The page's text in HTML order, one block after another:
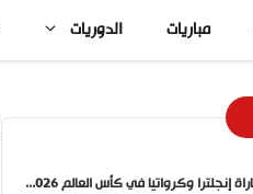
مباريات الدوريات
موعد مباراة إنجلترا وكرواتيا في كأس العالم 2026 والقنوات الناقلة